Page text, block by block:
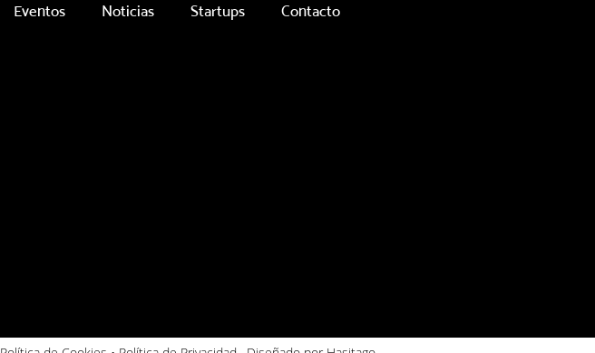
Eventos Noticias Startups Contacto